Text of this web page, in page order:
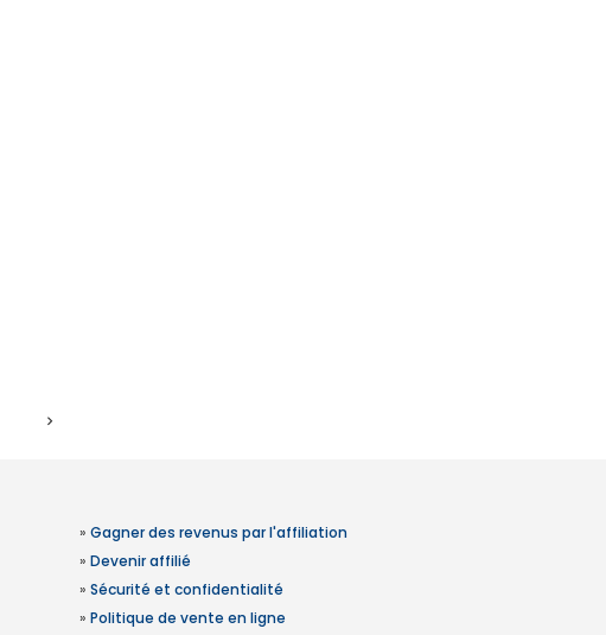
» Gagner des revenus par l'affiliation
» Devenir affilié
» Sécurité et confidentialité
» Politique de vente en ligne